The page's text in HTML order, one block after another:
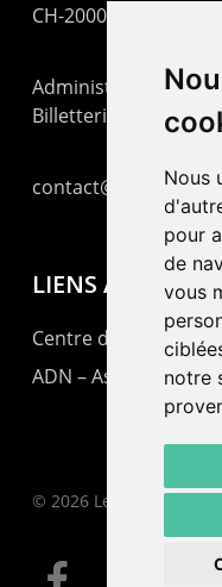
Nous
pour
de
vous
notre
CH-2000 Neuchâtel
Administration : +41
Billetterie : +41 32
LIENS AMIS
Centre de culture ABC
ADN – Association
© 2026 Le Pommier.
facebook email